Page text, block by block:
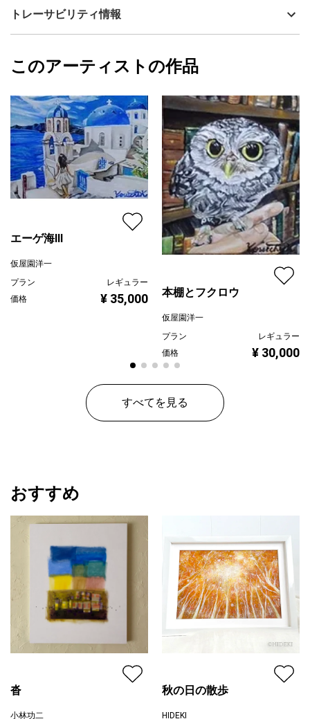
油彩
カラー
グレー
配送目安
二週間以内
仮屋園洋一
フォローする
トレーサビリティ情報
仮屋園洋一
このアーティストの作品
エーゲ海Ⅲ
仮屋園洋一
プラン
レギュラー
価格
¥ 35,000 本棚とフクロウ
仮屋園洋一
プラン
レギュラー
価格
¥ 30,000
すべてを見る
おすすめ
沓
小林功二
秋の日の散歩
HIDEKI